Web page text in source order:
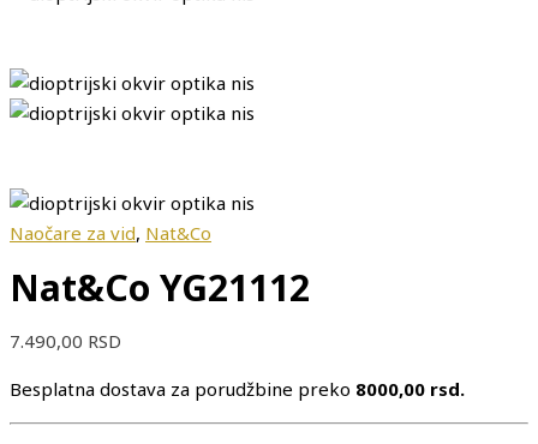
Naočare za vid, Nat&Co
Nat&Co YG21112
7.490,00 RSD
Besplatna dostava za porudžbine preko 8000,00 rsd.